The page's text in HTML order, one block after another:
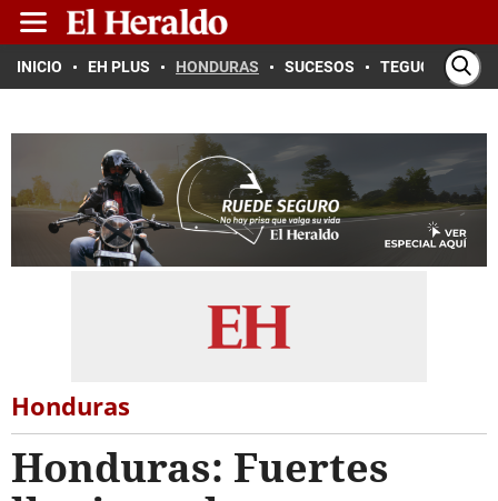
INICIO EH PLUS HONDURAS SUCESOS TEGUCIGALPA
Honduras
Honduras: Fuertes